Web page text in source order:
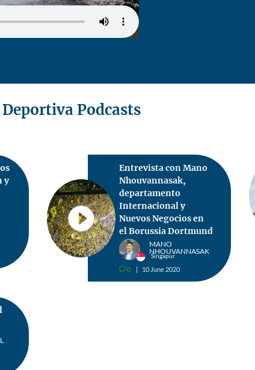
Podcasts
y
Entrevista con Mano
Nhouvannasak,
departamento
Internacional y
Nuevos Negocios en
el Borussia Dortmund
MANO
NHOUVANNASAK
Singapur
v0 10 June 2020